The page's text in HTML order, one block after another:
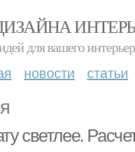
для вашего
новости статьи
светлее.